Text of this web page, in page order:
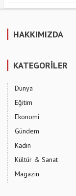
HAKKIMIZDA
KATEGORİLER
Dünya
Eğitim
Ekonomi
Gündem
Kadın
Kültür & Sanat
Magazin